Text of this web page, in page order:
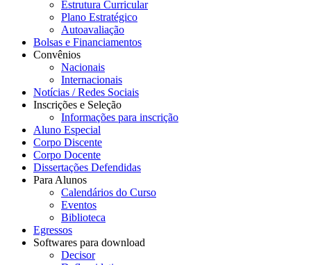
Estrutura Curricular
Plano Estratégico
Autoavaliação
Bolsas e Financiamentos
Convênios
Nacionais
Internacionais
Notícias / Redes Sociais
Inscrições e Seleção
Informações para inscrição
Aluno Especial
Corpo Discente
Corpo Docente
Dissertações Defendidas
Para Alunos
Calendários do Curso
Eventos
Biblioteca
Egressos
Softwares para download
Decisor